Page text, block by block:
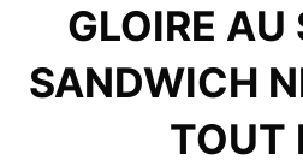
GLOIRE AU
SANDWICH
TOUT